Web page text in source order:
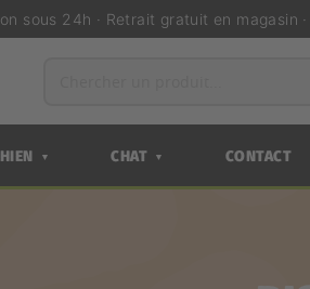
sous 24h · Retrait gratuit en magasin
▼ CHAT ▼ CONTACT